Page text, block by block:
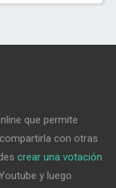
que permite
con otras
crear una votación
y luego